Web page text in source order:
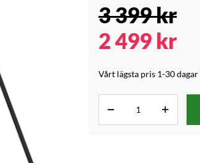
3 399kr
2 499 kr
Vårt lägsta pris 1-30